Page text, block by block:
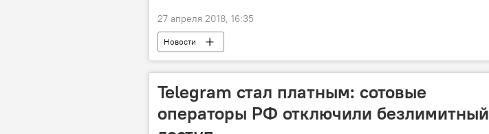
27 апреля 2018, 16:35
Новости
Telegram стал платным: сотовые
операторы РФ отключили безлимитный